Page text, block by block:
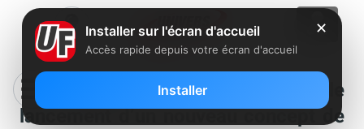
Free tease avec Xavier Niel le
lancement d’un nouveau concept de
✕
Installer sur l'écran d'accueil
Accès rapide depuis votre écran d'accueil
Installer